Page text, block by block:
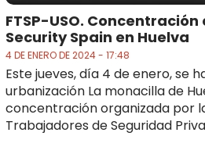
FTSP-USO.
Security Spain en Huelva
4 DE ENERO DE 2024 - 17:48
Este jueves, día 4 de enero, se
urbanización La monacilla de
concentración organizada por
Trabajadores de Seguridad